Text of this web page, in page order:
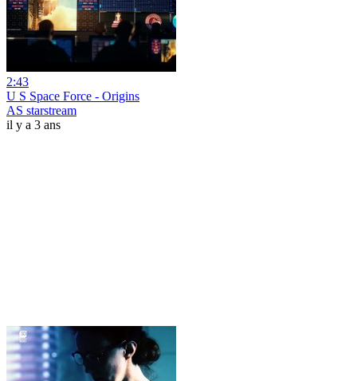
2:43
U S Space Force - Origins
AS starstream
il y a 3 ans